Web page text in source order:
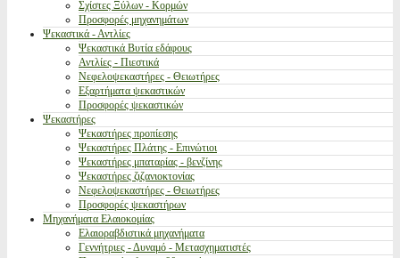
Σχίστες Ξύλων - Κορμών
Προσφορές μηχανημάτων
Ψεκαστικά - Αντλίες
Ψεκαστικά Βυτία εδάφους
Αντλίες - Πιεστικά
Νεφελοψεκαστήρες - Θειωτήρες
Εξαρτήματα ψεκαστικών
Προσφορές ψεκαστικών
Ψεκαστήρες
Ψεκαστήρες προπίεσης
Ψεκαστήρες Πλάτης - Επινώτιοι
Ψεκαστήρες μπαταρίας - βενζίνης
Ψεκαστήρες ζιζανιοκτονίας
Νεφελοψεκαστήρες - Θειωτήρες
Προσφορές ψεκαστήρων
Μηχανήματα Ελαιοκομίας
Ελαιοραβδιστικά μηχανήματα
Γεννήτριες - Δυναμό - Μετασχηματιστές